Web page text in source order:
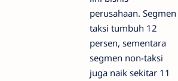
perusahaan. Segmen
taksi tumbuh 12
persen, sementara
segmen non-taksi
juga naik sekitar 11